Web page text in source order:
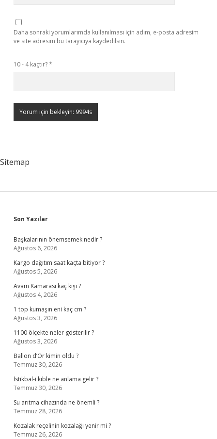
Daha sonraki yorumlarımda kullanılması için adım, e-posta adresim
ve site adresim bu tarayıcıya kaydedilsin.
10 - 4 kaçtır?*
Sitemap
Sidebar
Son Yazılar
Başkalarının önemsemek nedir ?
Ağustos 6, 2026
Kargo dağıtım saat kaçta bitiyor ?
Ağustos 5, 2026
Avam Kamarası kaç kişi ?
Ağustos 4, 2026
1 top kumaşın eni kaç cm ?
Ağustos 3, 2026
1100 ölçekte neler gösterilir ?
Ağustos 3, 2026
Ballon d’Or kimin oldu ?
Temmuz 30, 2026
İstikbal-i kıble ne anlama gelir ?
Temmuz 30, 2026
Su arıtma cihazında ne önemli ?
Temmuz 28, 2026
Kozalak reçelinin kozalağı yenir mi ?
Temmuz 26, 2026